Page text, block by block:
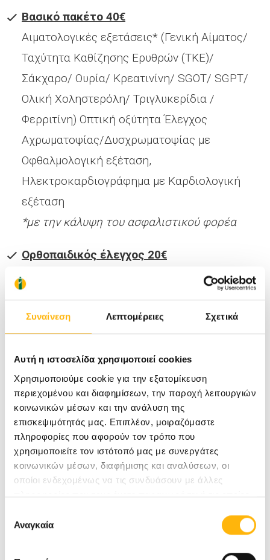
Συναίνεση Λεπτομέρειες Σχετικά
Αυτή η ιστοσελίδα χρησιμοποιεί cookies
Χρησιμοποιούμε cookie για την εξατομίκευση
περιεχομένου και διαφημίσεων, την παροχή λειτουργιών
κοινωνικών μέσων και την ανάλυση της
επισκεψιμότητάς μας. Επιπλέον, μοιραζόμαστε
πληροφορίες που αφορούν τον τρόπο που
χρησιμοποιείτε τον ιστότοπό μας με συνεργάτες
κοινωνικών μέσων, διαφήμισης και αναλύσεων, οι
οποίοι ενδεχομένως να τις συνδυάσουν με άλλες
πληροφορίες που τους έχετε παραχωρήσει ή τις οποίες
των υπηρεσιών τους.
συγκατάθεσης
Αναγκαία
Βασικό πακέτο 40€
Αιματολογικές εξετάσεις* (Γενική Αίματος/
Ταχύτητα Καθίζησης Ερυθρών (ΤΚΕ)/
Σάκχαρο/ Ουρία/ Κρεατινίνη/ SGOT/ SGPT/
Ολική Χοληστερόλη/ Τριγλυκερίδια /
Φερριτίνη) Οπτική οξύτητα Έλεγχος
Αχρωματοψίας/Δυσχρωματοψίας με
Οφθαλμολογική εξέταση,
Ηλεκτροκαρδιογράφημα με Καρδιολογική
εξέταση
*με την κάλυψη του ασφαλιστικού φορέα
Ορθοπαιδικός έλεγχος 20€
Έλεγχος σπονδυλικής στήλης (σκολίωση-
Ακοολογικός έλεγχος 30€
ΩΡΛ εξέταση και ακοόγραμμα
Τα Check Up:
Απευθύνονται σε παιδιά ηλικίας 5 ετών και
άνω